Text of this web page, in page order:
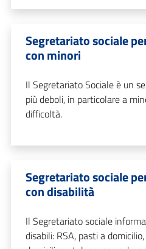
Segretariato sociale
con minori
Il Segretariato Sociale è un
più deboli, in particolare a
difficoltà.
Segretariato sociale
con disabilità
Il Segretariato sociale
disabili: RSA, pasti a